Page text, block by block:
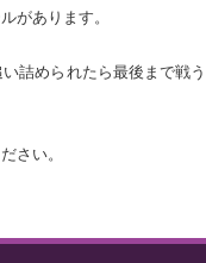
があります。
詰められたら最後まで戦う
さい。